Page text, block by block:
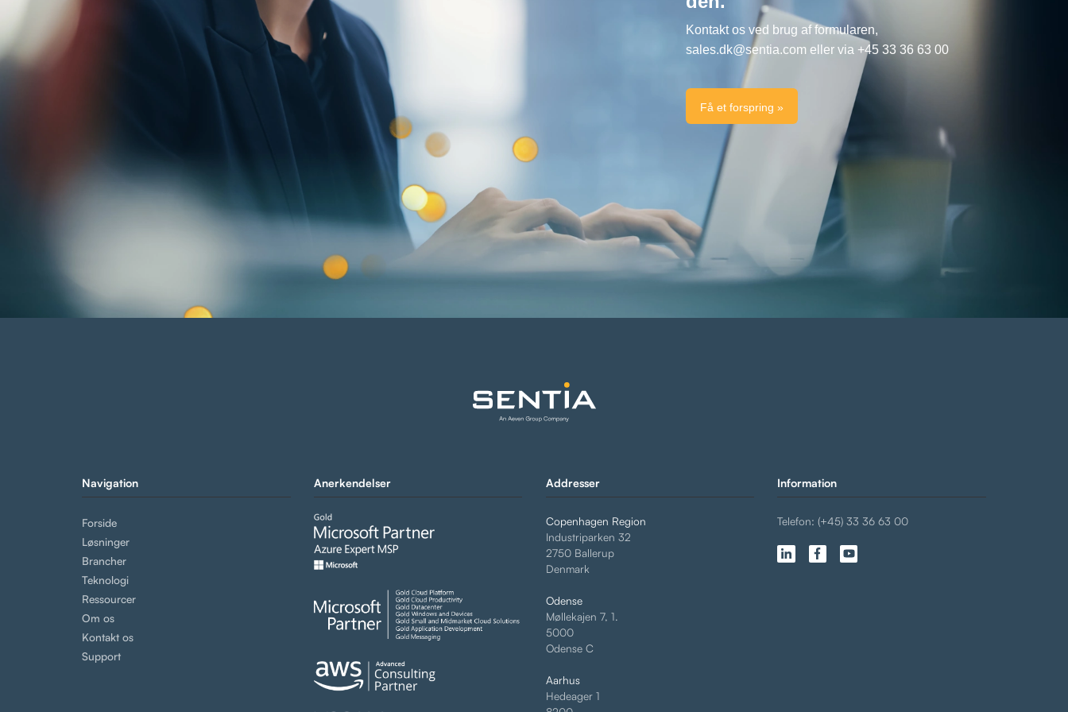
Kontakt os ved brug af formularen,
sales.dk@sentia.com eller via +45 33 36 63 00
Få et forspring »
Navigation
Forside
Løsninger
Brancher
Teknologi
Ressourcer
Om os
Kontakt os
Support
Anerkendelser Addresser
Copenhagen Region
Industriparken 32
2750 Ballerup
Denmark
Odense
Møllekajen 7, 1.
5000
Odense C
Aarhus
Hedeager 1
Information
Telefon: (+45) 33 36 63 00